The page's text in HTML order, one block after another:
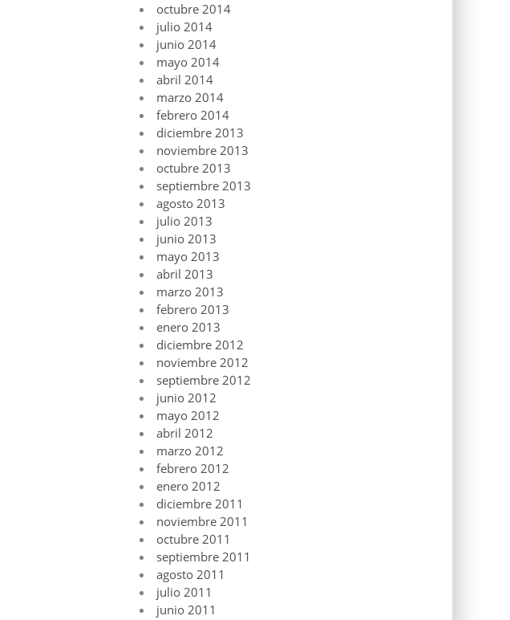
octubre 2014
julio 2014
junio 2014
mayo 2014
abril 2014
marzo 2014
febrero 2014
diciembre 2013
noviembre 2013
octubre 2013
septiembre 2013
agosto 2013
julio 2013
junio 2013
mayo 2013
abril 2013
marzo 2013
febrero 2013
enero 2013
diciembre 2012
noviembre 2012
septiembre 2012
junio 2012
mayo 2012
abril 2012
marzo 2012
febrero 2012
enero 2012
diciembre 2011
noviembre 2011
octubre 2011
septiembre 2011
agosto 2011
julio 2011
junio 2011